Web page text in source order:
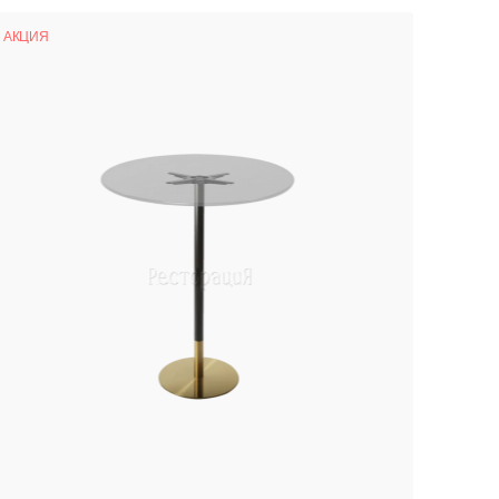
АКЦИЯ